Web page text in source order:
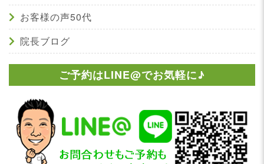
お客様の声50代
院長ブログ
ご予約はLINE@でお気軽に♪